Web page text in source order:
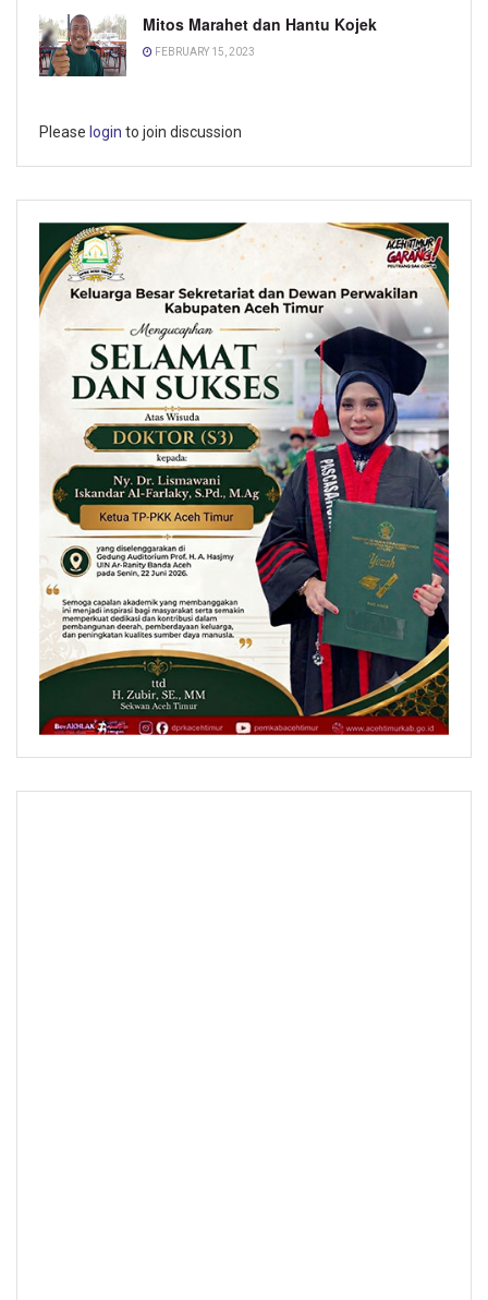
Mitos Marahet dan Hantu Kojek
FEBRUARY 15, 2023
Please login to join discussion